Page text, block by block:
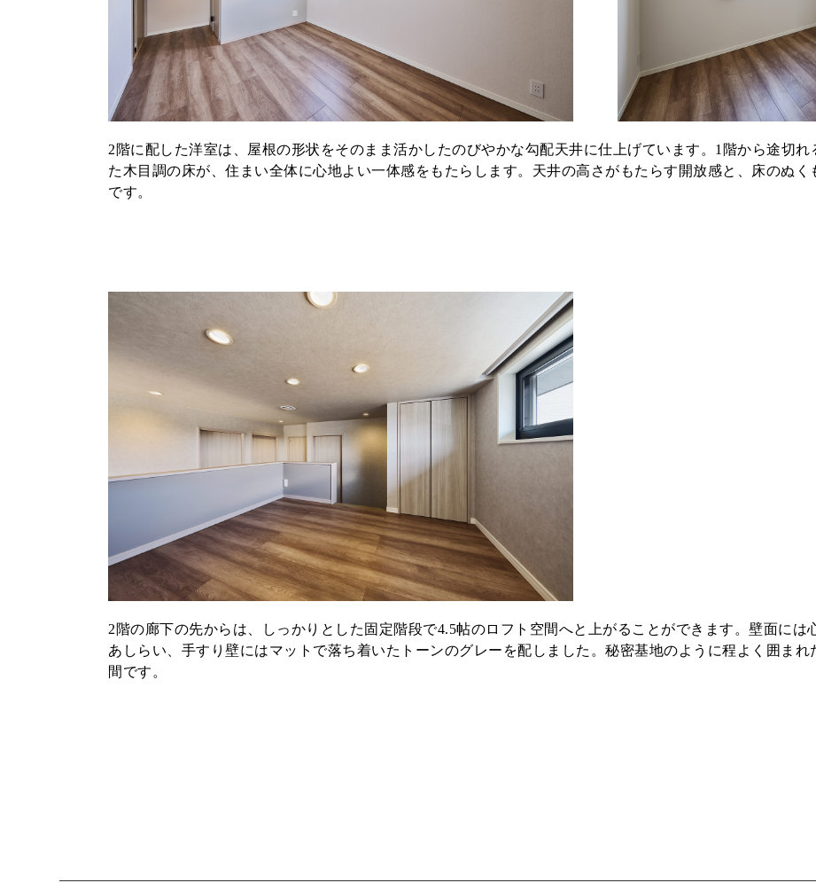
2階に配した洋室は、屋根の形状をそのまま活かしたのびやかな勾配天井に仕上げています。1階から途切
た木目調の床が、住まい全体に心地よい一体感をもたらします。天井の高さがもたらす開放感と、床のぬ
です。
2階の廊下の先からは、しっかりとした固定階段で4.5帖のロフト空間へと上がることができます。壁面には
あしらい、手すり壁にはマットで落ち着いたトーンのグレーを配しました。秘密基地のように程よく囲ま
間です。